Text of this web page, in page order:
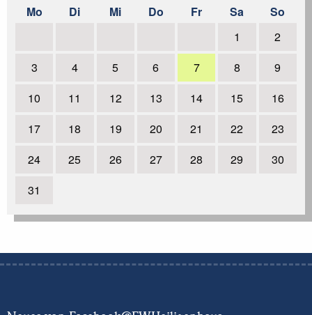
06.07.2017
| Eltern zu Gast beim Jugendfeuerwehr-Dienst
previous
Mo Di Mi Do Fr Sa
So
1
2
3
4 5 6 7 8
9
10
11 12 13 14 15
16
17
18 19 20 21 22
23
24
25 26 27 28 29
30
31